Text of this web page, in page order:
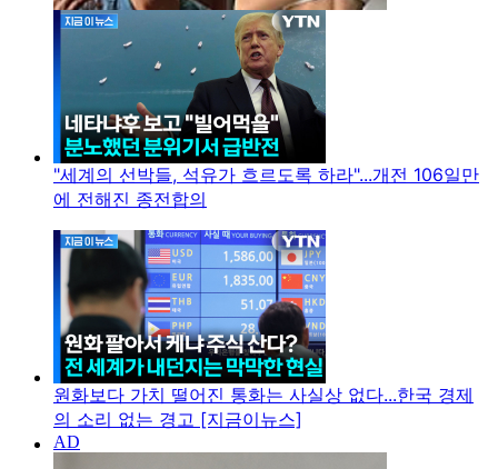
"세계의 선박들, 석유가 흐르도록 하라"...개전 106일만
에 전해진 종전합의
원화보다 가치 떨어진 통화는 사실상 없다...한국 경제
의 소리 없는 경고 [지금이뉴스]